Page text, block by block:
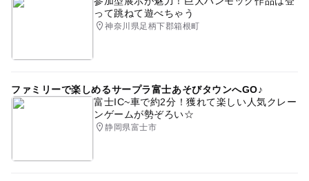
って跳ねて遊べちゃう
神奈川県足柄下郡箱根町
ファミリーで楽しめるサープラ富士あそびタウンへGO♪
富士IC~車で約2分！獲れて楽しい人気クレー
ンゲームが勢ぞろい☆
静岡県富士市